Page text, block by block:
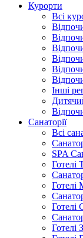
Курорти
Всі
Інші
Санаторії
Всі
SPA
Готелі
Готелі
Готелі